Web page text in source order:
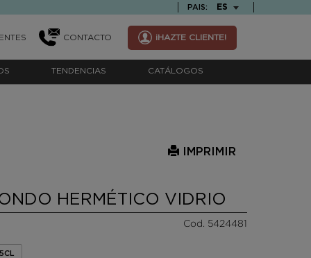
PAIS: TEXT.LANGUAGE
ES
CONTACTO ¡HAZTE CLIENTE!
TENDENCIAS CATÁLOGOS
IMPRIMIR
HERMÉTICO VIDRIO
Cod. 5424481